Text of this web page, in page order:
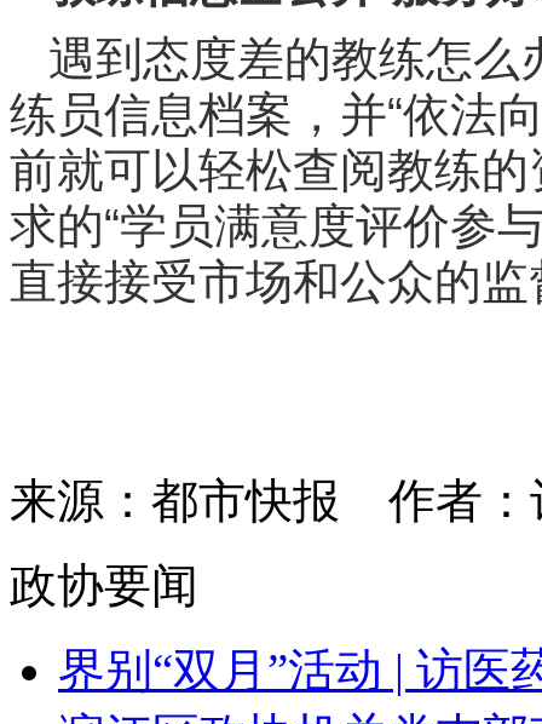
遇到态度差的教练怎么
练员信息档案，并“依法
前就可以轻松查阅教练
求的“学员满意度评价参
直接接受市场和公众的监
来源：都市快报 作者
政协要闻
界别“双月”活动 | 访医